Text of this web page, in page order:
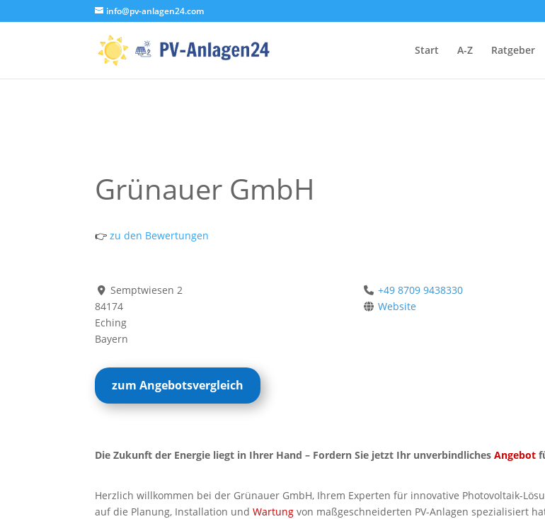
info@pv-anlagen24.com
Start A-Z Ratgeber
Grünauer GmbH
👉 zu den Bewertungen
Semptwiesen 2
84174
Eching
Bayern
zum Angebotsvergleich
+49 8709 9438330
Website
Die Zukunft der Energie liegt in Ihrer Hand – Fordern Sie jetzt Ihr unverbindlichesAngebot
Herzlich willkommen bei der Grünauer GmbH, Ihrem Experten für innovative Photovoltaik-
auf die Planung, Installation undWartung von maßgeschneiderten PV-Anlagen spezialisiert